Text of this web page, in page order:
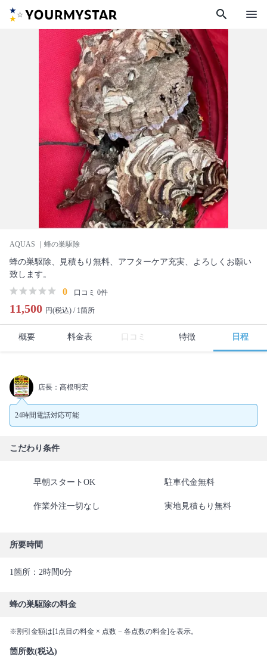
search menu
AQUAS ｜蜂の巣駆除
蜂の巣駆除、見積もり無料、アフターケア充実、よろしくお願い
致します。
0 口コミ 0件
11,500 円(税込) / 1箇所
概要 料金表 口コミ 特徴 日程
店長：高根明宏
24時間電話対応可能
こだわり条件
早朝スタートOK 駐車代金無料
作業外注一切なし 実地見積もり無料
所要時間
1箇所：2時間0分
蜂の巣駆除の料金
※割引金額は[1点目の料金 × 点数 − 各点数の料金]を表示。
箇所数(税込)